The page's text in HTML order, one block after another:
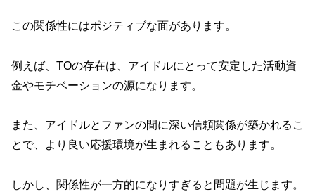
この関係性にはポジティブな面があります。
例えば、TOの存在は、アイドルにとって安定した活動資
金やモチベーションの源になります。
また、アイドルとファンの間に深い信頼関係が築かれるこ
とで、より良い応援環境が生まれることもあります。
しかし、関係性が一方的になりすぎると問題が生じます。